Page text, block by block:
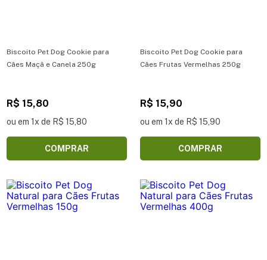
Biscoito Pet Dog Cookie para
Cães Maçã e Canela 250g
R$ 15,80
ou em 1x de R$ 15,80
COMPRAR
Biscoito Pet Dog Cookie para
Cães Frutas Vermelhas 250g
R$ 15,90
ou em 1x de R$ 15,90
COMPRAR